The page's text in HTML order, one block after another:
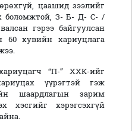
цаашид зээлийг
боломжтой, З- Б- Д- С- /
гэрээ байгуулсан
60 хувийн хариуцлага
“П-” ХХК-ийг
үүрэгтэй гэж
шаардлагын зарим
хэсгийг хэрэгсэхгүй